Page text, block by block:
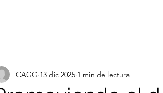
CAGG 13 dic 2025 1 min de lectura